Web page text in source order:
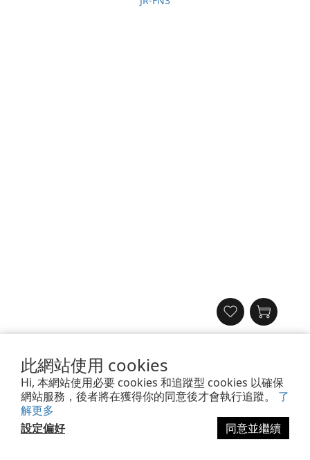
此網站使用 cookies
Hi, 本網站使用必要 cookies 和追蹤型 cookies 以確保
網站服務，後者將在獲得你的同意後才會執行追蹤。 了
解更多
設定偏好
同意並繼續
【JOYROOM】Funpods系列真無線ANC主動降噪藍牙耳機 JR-
FN3
NT$1,580 8.1折
NT$1,280